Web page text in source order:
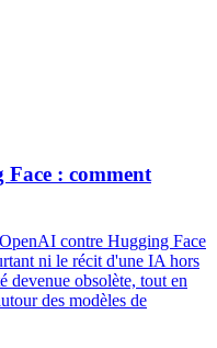
: comment
contre Hugging Face
ni le récit d'une IA hors
devenue obsolète, tout en
des modèles de